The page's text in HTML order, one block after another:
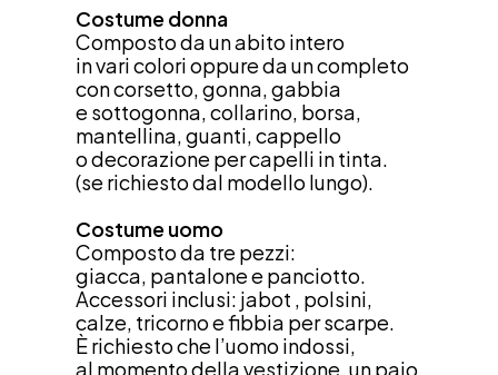
Costume donna
Composto da un abito intero
in vari colori oppure da un completo
con corsetto, gonna, gabbia
e sottogonna, collarino, borsa,
mantellina, guanti, cappello
o decorazione per capelli in tinta.
(se richiesto dal modello lungo).
Costume uomo
Composto da tre pezzi:
giacca, pantalone e panciotto.
Accessori inclusi: jabot , polsini,
calze, tricorno e fibbia per scarpe.
È richiesto che l’uomo indossi,
al momento della vestizione, un paio